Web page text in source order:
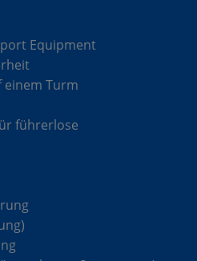
Equipment
einem Turm
führerlose